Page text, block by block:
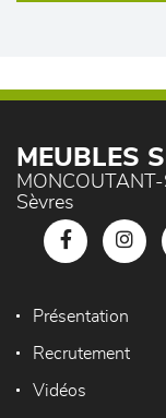
MEUBLES
Sèvres
Présentation
Recrutement
Vidéos